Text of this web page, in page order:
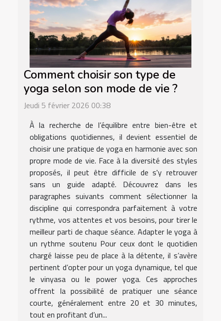
Comment choisir son type de
yoga selon son mode de vie ?
Jeudi 5 février 2026 00:38
À la recherche de l’équilibre entre bien-être et
obligations quotidiennes, il devient essentiel de
choisir une pratique de yoga en harmonie avec son
propre mode de vie. Face à la diversité des styles
proposés, il peut être difficile de s'y retrouver
sans un guide adapté. Découvrez dans les
paragraphes suivants comment sélectionner la
discipline qui correspondra parfaitement à votre
rythme, vos attentes et vos besoins, pour tirer le
meilleur parti de chaque séance. Adapter le yoga à
un rythme soutenu Pour ceux dont le quotidien
chargé laisse peu de place à la détente, il s’avère
pertinent d’opter pour un yoga dynamique, tel que
le vinyasa ou le power yoga. Ces approches
offrent la possibilité de pratiquer une séance
courte, généralement entre 20 et 30 minutes,
tout en profitant d’un...